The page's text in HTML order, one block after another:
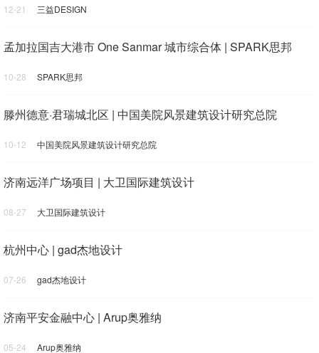
12-21 三益DESIGN
孟加拉国吉大港市 One Sanmar 城市综合体 | SPARK思邦
10-28 SPARK思邦
滕州德意·君瑞城北区 | 中国美院风景建筑设计研究总院
10-12 中国美院风景建筑设计研究总院
济南远洋广场项目 | 大卫国际建筑设计
08-27 大卫国际建筑设计
杭州中心 | gad杰地设计
07-26 gad杰地设计
济南平安金融中心 | Arup奥雅纳
05-24 Arup奥雅纳